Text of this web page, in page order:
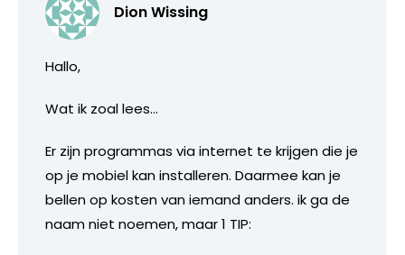
Dion Wissing
Hallo,
Wat ik zoal lees…
Er zijn programmas via internet te krijgen die je
op je mobiel kan installeren. Daarmee kan je
bellen op kosten van iemand anders. ik ga de
naam niet noemen, maar 1 TIP: